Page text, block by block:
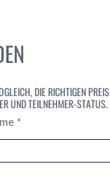
DIE RICHTIGEN
UND TEILNEHMER-STATUS.
*